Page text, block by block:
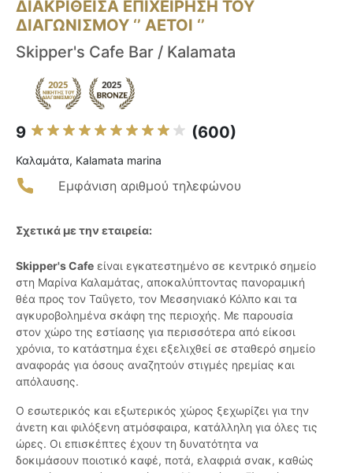
ΔΙΑΚΡΙΘΕΙΣΑ ΕΠΙΧΕΙΡΗΣΗ ΤΟΥ
ΔΙΑΓΩΝΙΣΜΟΥ ‘’ ΑΕΤΟΙ ‘’
Skipper's Cafe Bar / Kalamata
9 (600)
Καλαμάτα, Kalamata marina
Εμφάνιση αριθμού τηλεφώνου
Σχετικά με την εταιρεία:
Skipper's Cafe είναι εγκατεστημένο σε κεντρικό σημείο
στη Μαρίνα Καλαμάτας, αποκαλύπτοντας πανοραμική
θέα προς τον Ταΰγετο, τον Μεσσηνιακό Κόλπο και τα
αγκυροβολημένα σκάφη της περιοχής. Με παρουσία
στον χώρο της εστίασης για περισσότερα από είκοσι
χρόνια, το κατάστημα έχει εξελιχθεί σε σταθερό σημείο
αναφοράς για όσους αναζητούν στιγμές ηρεμίας και
απόλαυσης.
Ο εσωτερικός και εξωτερικός χώρος ξεχωρίζει για την
άνετη και φιλόξενη ατμόσφαιρα, κατάλληλη για όλες τις
ώρες. Οι επισκέπτες έχουν τη δυνατότητα να
δοκιμάσουν ποιοτικό καφέ, ποτά, ελαφριά σνακ, καθώς